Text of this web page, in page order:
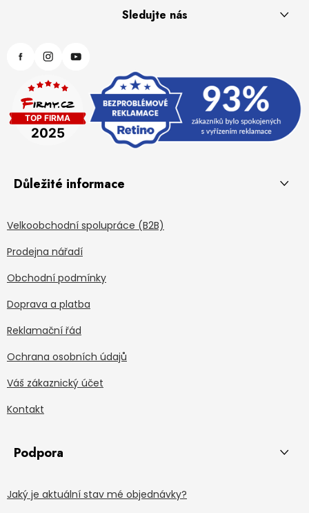
Sledujte nás
Důležité informace
Velkoobchodní spolupráce (B2B)
Prodejna nářadí
Obchodní podmínky
Doprava a platba
Reklamační řád
Ochrana osobních údajů
Váš zákaznický účet
Kontakt
Podpora
Jaký je aktuální stav mé objednávky?